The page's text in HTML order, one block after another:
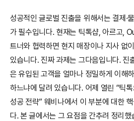
성공적인 글로벌 진출을 위해서는 결제·
가 필수입니다. 현재는 틱톡샵, 아르고,
트너와 협력하면 현지 매장이나 지사 없
있습니다. 진짜 과제는 그다음입니다. 진
은 유입된 고객을 얼마나 정밀하게 이해
하느냐에 달려 있습니다. 어제 열린 “틱
성공 전략” 웨비나에서 이 부분에 대한
다. 본 글에서는 그 요점을 간추려 정리했